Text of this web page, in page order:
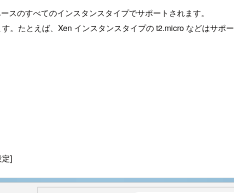
のすべてのインスタンスタイプでサポートされます。
。たとえば、Xen インスタンスタイプの t2.micro などはサポ
]